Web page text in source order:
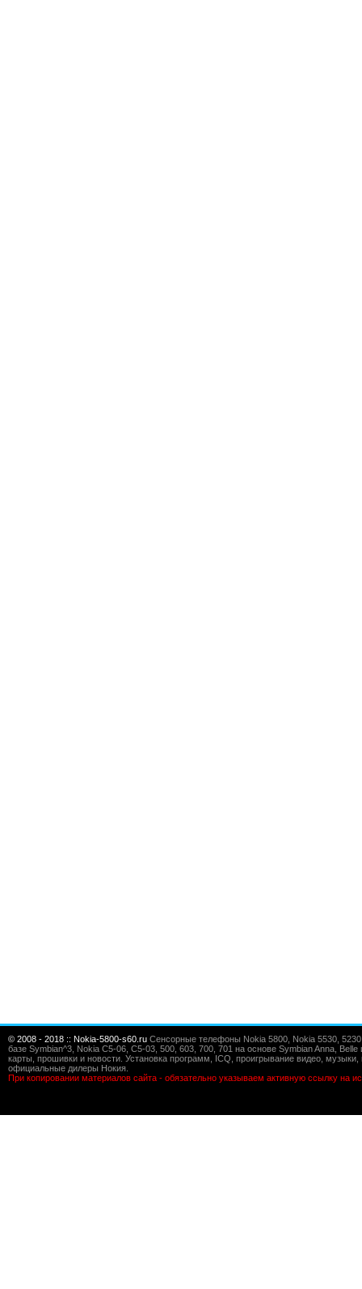
© 2008 - 2018 :: Nokia-5800-s60.ru Сенсорные телефоны Nokia 5800, Nokia 5530,
базе Symbian^3, Nokia C5-06, C5-03, 500, 603, 700, 701 на основе Symbian Anna,
карты, прошивки и новости. Установка программ, ICQ, проигрывание видео,
официальные дилеры Нокия.
При копировании материалов сайта - обязательно указываем активную ссылку на